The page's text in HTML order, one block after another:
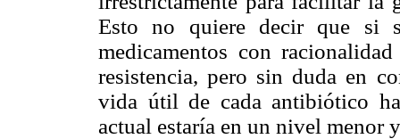
Esto no quiere decir que si
medicamentos con
resistencia, pero sin duda en
vida útil de cada antibiótico
actual estaría en un nivel menor